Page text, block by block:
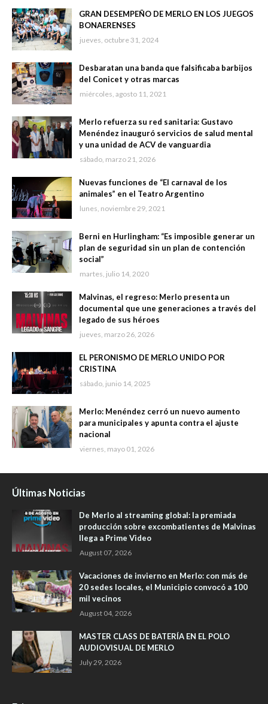
GRAN DESEMPEÑO DE MERLO EN LOS JUEGOS
BONAERENSES
jueves, octubre 31, 2024
Desbaratan una banda que falsificaba barbijos
del Conicet y otras marcas
miércoles, agosto 11, 2021
Merlo refuerza su red sanitaria: Gustavo
Menéndez inauguró servicios de salud mental
y una unidad de ACV de vanguardia
sábado, marzo 21, 2026
Nuevas funciones de “El carnaval de los
animales” en el Teatro Argentino
lunes, noviembre 29, 2021
Berni en Hurlingham: “Es imposible generar un
plan de seguridad sin un plan de contención
social”
martes, julio 14, 2020
Malvinas, el regreso: Merlo presenta un
documental que une generaciones a través del
legado de sus héroes
jueves, marzo 26, 2026
EL PERONISMO DE MERLO UNIDO POR
CRISTINA
sábado, junio 14, 2025
Merlo: Menéndez cerró un nuevo aumento
para municipales y apunta contra el ajuste
nacional
viernes, mayo 01, 2026
Últimas Noticias
De Merlo al streaming global: la premiada
producción sobre excombatientes de Malvinas
llega a Prime Video
August 07, 2026
Vacaciones de invierno en Merlo: con más de
20 sedes locales, el Municipio convocó a 100
mil vecinos
August 04, 2026
MASTER CLASS DE BATERÍA EN EL POLO
AUDIOVISUAL DE MERLO
July 29, 2026